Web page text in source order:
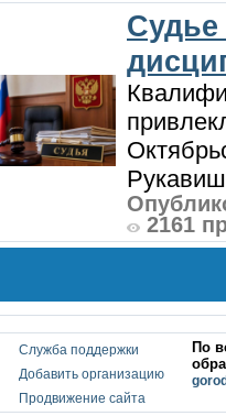
2161
Служба поддержки
Добавить организацию
Продвижение сайта
По